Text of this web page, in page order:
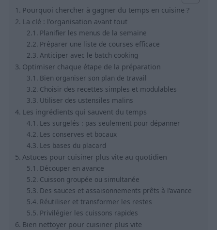
Pourquoi chercher à gagner du temps en cuisine ?
La clé : l’organisation avant tout
Planifier les menus de la semaine
Préparer une liste de courses efficace
Anticiper avec le batch cooking
Optimiser chaque étape de la préparation
Bien organiser son plan de travail
Choisir des recettes simples et modulables
Utiliser des ustensiles malins
Les ingrédients qui sauvent du temps
Les surgelés : pas seulement pour dépanner
Les conserves et bocaux
Les bases du placard
Astuces pour cuisiner plus vite au quotidien
Découper en avance
Cuisson groupée ou simultanée
Des sauces et assaisonnements prêts à l’avance
Réutiliser et transformer les restes
Privilégier les cuissons rapides
Bien nettoyer pour cuisiner plus vite